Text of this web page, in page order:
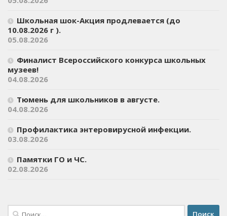
Школьная шок-Акция продлевается (до
10.08.2026 г ).
05.08.2026
Финалист Всероссийского конкурса школьных
музеев!
04.08.2026
Тюмень для школьников в августе.
04.08.2026
Профилактика энтеровирусной инфекции.
03.08.2026
Памятки ГО и ЧС.
02.08.2026
Найти: